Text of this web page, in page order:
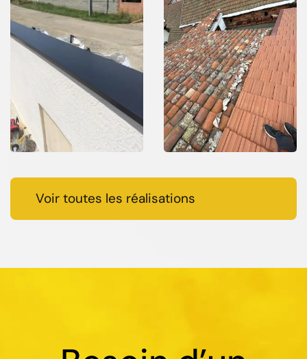
Voir toutes les réalisations